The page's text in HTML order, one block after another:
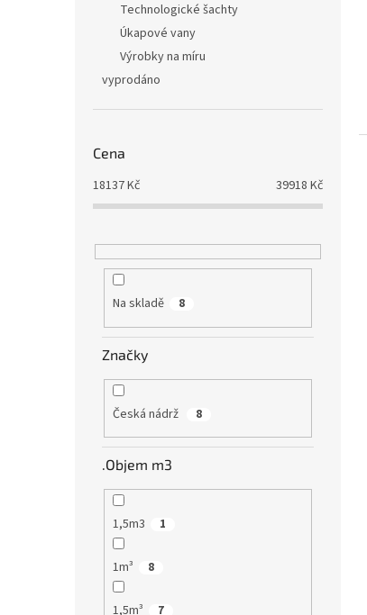
Technologické šachty
Úkapové vany
Výrobky na míru
vyprodáno
Cena
18137Kč 39918 Kč
Na skladě 8
Značky
Česká nádrž 8
.Objem m3
1,5m3 1
1m³ 8
1,5m³ 7